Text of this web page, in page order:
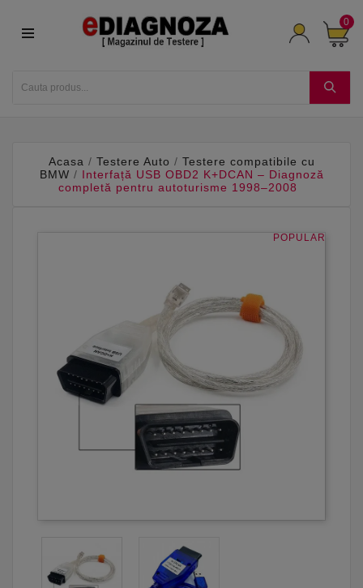
0
Acasa Testere Auto
Testere compatibile cu
BMW
Interfață USB OBD2 K+DCAN – Diagnoză
completă pentru autoturisme 1998–2008
POPULAR